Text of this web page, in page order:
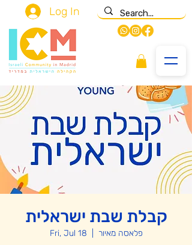
Log In
קבלת שבת ישראלית
Fri, Jul 18 פלאסה מאיור